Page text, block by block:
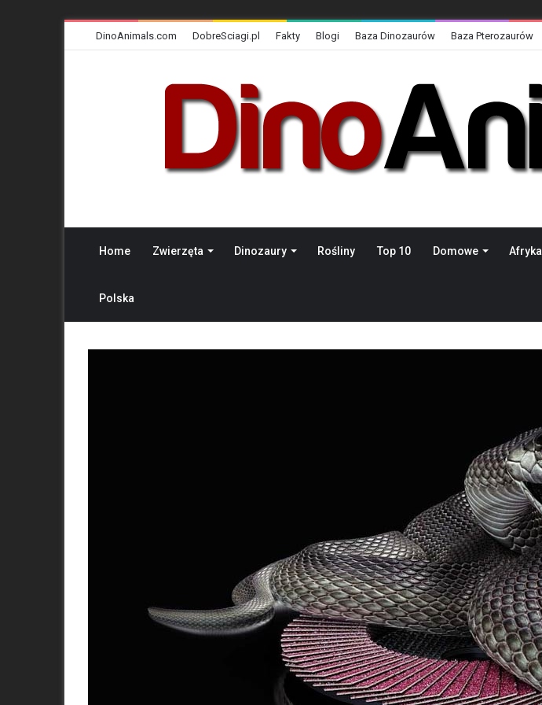
DinoAnimals.com DobreSciagi.pl Fakty Blogi Baza Dinozaurów Baza Pterozaurów
Home Zwierzęta Dinozaury Rośliny Top 10 Domowe Afryka
Polska